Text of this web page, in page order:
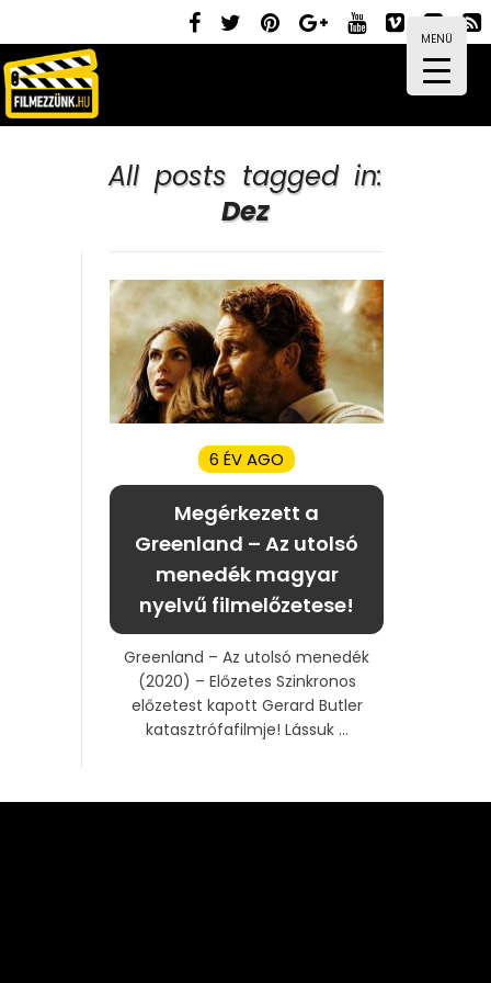
MENÜ
All posts tagged in:
Dez
6 ÉV AGO
Megérkezett a
Greenland – Az utolsó
menedék magyar
nyelvű filmelőzetese!
Greenland – Az utolsó menedék
(2020) – Előzetes Szinkronos
előzetest kapott Gerard Butler
katasztrófafilmje! Lássuk ...